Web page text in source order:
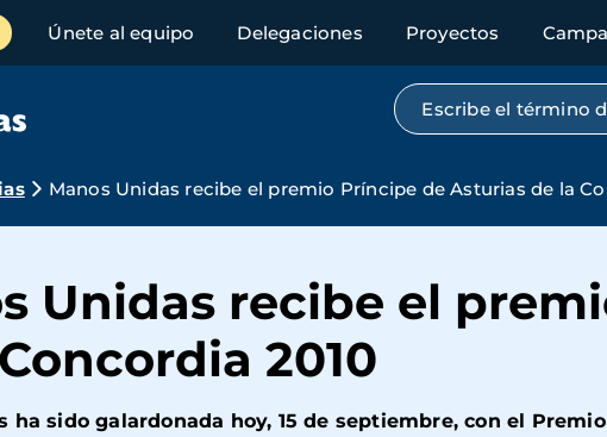
Únete al equipo Delegaciones Proyectos
Búsqueda por
Manos Unidas recibe el premio Príncipe de Asturias de la
Unidas recibe el
2010
ha sido galardonada hoy, 15 de septiembre, con el